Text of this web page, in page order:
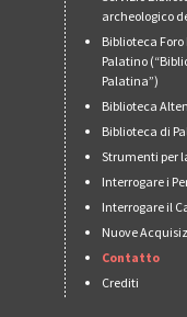
archeologico
Biblioteca
Palatino
Palatina”)
Biblioteca
Biblioteca di
Strumenti per
Interrogare i
Interrogare il
Nuove
Contatto
Crediti